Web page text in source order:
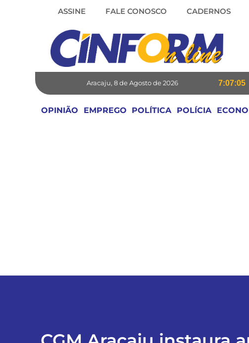
ASSINE FALE CONOSCO CADERNOS
Aracaju, 8 de Agosto de 2026 7:07:06
OPINIÃO EMPREGO POLÍTICA POLÍCIA